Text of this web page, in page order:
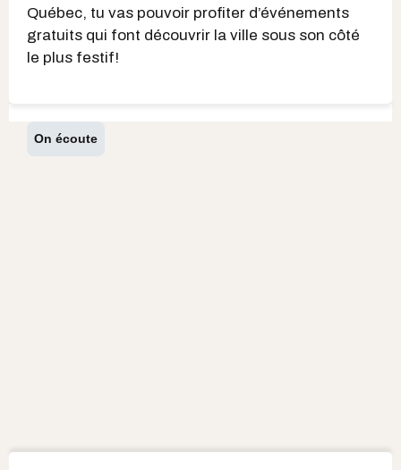
Québec, tu vas pouvoir profiter d’événements
gratuits qui font découvrir la ville sous son côté
le plus festif!
On écoute